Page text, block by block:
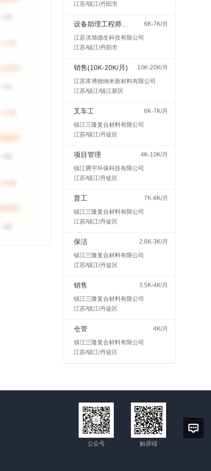
江苏/镇江/丹阳市
6K-7K/月
江苏洪旭德生科技有限公司
江苏/镇江/丹阳市
销售(10K-20K/月)
10K-20K/月
江苏库博德纳米新材料有限公司
江苏/镇江/镇江新区
叉车工
6K-7K/月
镇江三隆复合材料有限公司
江苏/镇江/丹徒区
项目管理
4K-10K/月
镇江腾宇环保科技有限公司
江苏/镇江/丹徒区
普工
7K-8K/月
镇江三隆复合材料有限公司
江苏/镇江/丹徒区
保洁
2.6K-3K/月
镇江三隆复合材料有限公司
江苏/镇江/丹徒区
销售
3.5K-4K/月
镇江三隆复合材料有限公司
江苏/镇江/丹徒区
仓管
4K/月
镇江三隆复合材料有限公司
江苏/镇江/丹徒区
公众号 触屏端